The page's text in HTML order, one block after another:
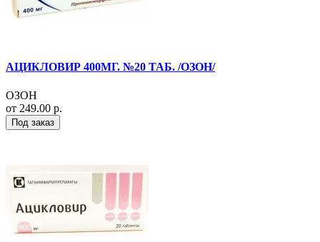
АЦИКЛОВИР 400МГ. №20 ТАБ. /ОЗОН/
ОЗОН
от 249.00 р.
Под заказ